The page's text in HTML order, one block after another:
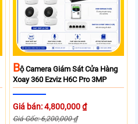
BỘ Camera Giám Sát Cửa Hàng
Xoay 360 Ezviz H6C Pro 3MP
Giá bán: 4,800,000 ₫
Giá Gốc: 6,200,000 ₫